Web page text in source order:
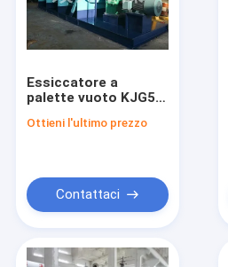
Essiccatore a
palette vuoto KJG52
il trattamento di
Ottieni l'ultimo prezzo
Contattaci